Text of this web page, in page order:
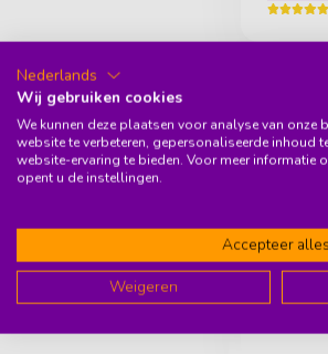
een dikke
contact
als de auto
It has been
a car so
Nederlands
Wij gebruiken cookies
We kunnen deze plaatsen voor analyse van onze
website te verbeteren, gepersonaliseerde inhoud
website-ervaring te bieden. Voor meer informatie
opent u de instellingen.
Accepteer alles
Weigeren